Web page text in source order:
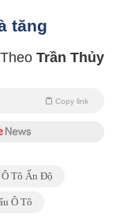
tăng
Theo Trần Thủy
Copy link
Ô Tô Ấn Độ
Ô Tô